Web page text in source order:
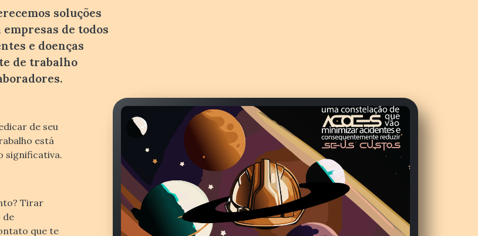
soluções
de todos
e doenças
de trabalho
de seu
está
significativa.
Tirar
de
que te